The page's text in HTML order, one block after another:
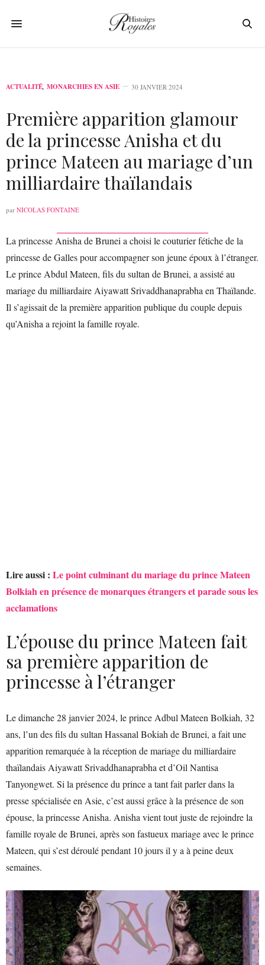
ACTUALITÉ, MONARCHIES EN ASIE 30 JANVIER 2024
Première apparition glamour
de la princesse Anisha et du
prince Mateen au mariage d’un
milliardaire thaïlandais
par NICOLAS FONTAINE
La princesse Anisha de Brunei a choisi le couturier fétiche de la
princesse de Galles pour accompagner son jeune époux à l’étranger.
Le prince Abdul Mateen, fils du sultan de Brunei, a assisté au
mariage du milliardaire Aiyawatt Srivaddhanaprabha en Thaïlande.
Il s’agissait de la première apparition publique du couple depuis
qu’Anisha a rejoint la famille royale.
Lire aussi : Le point culminant du mariage du prince Mateen
Bolkiah en présence de monarques étrangers et parade sous les
acclamations
L’épouse du prince Mateen fait
sa première apparition de
princesse à l’étranger
Le dimanche 28 janvier 2024, le prince Adbul Mateen Bolkiah, 32
ans, l’un des fils du sultan Hassanal Bokiah de Brunei, a fait une
apparition remarquée à la réception de mariage du milliardaire
thaïlandais Aiyawatt Srivaddhanaprabha et d’Oil Nantisa
Tanyongwet. Si la présence du prince a tant fait parler dans la
presse spécialisée en Asie, c’est aussi grâce à la présence de son
épouse, la princesse Anisha. Anisha vient tout juste de rejoindre la
famille royale de Brunei, après son fastueux mariage avec le prince
Mateen, qui s’est déroulé pendant 10 jours il y a à peine deux
semaines.